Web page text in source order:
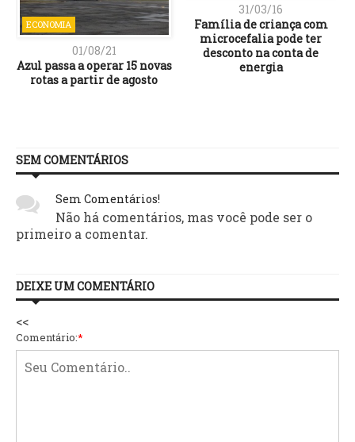
ECONOMIA
01/08/21
Azul passa a operar 15 novas
rotas a partir de agosto
31/03/16
Família de criança com
microcefalia pode ter
desconto na conta de
energia
SEM COMENTÁRIOS
Sem Comentários!
Não há comentários, mas você pode ser o
primeiro a comentar.
DEIXE UM COMENTÁRIO
<<
Comentário:*